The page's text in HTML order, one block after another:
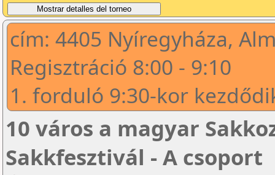
cím: 4405 Nyíregyháza,
Regisztráció 8:00 - 9:10
1. forduló 9:30-kor
10 város a magyar
Sakkfesztivál - A csoport